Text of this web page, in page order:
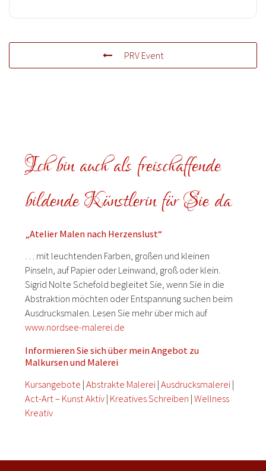
PRV Event
Ich bin auch als freischaffende
bildende Künstlerin für Sie da
„Atelier Malen nach Herzenslust“
… mit leuchtenden Farben, großen und kleinen
Pinseln, auf Papier oder Leinwand, groß oder klein.
Sigrid Nolte Schefold begleitet Sie, wenn Sie in die
Abstraktion möchten oder Entspannung suchen beim
Ausdrucksmalen. Lesen Sie mehr über mich auf
www.nordsee-malerei.de
Informieren Sie sich über mein Angebot zu
Malkursen und Malerei
Kursangebote |Abstrakte Malerei |Ausdrucksmalerei |
Act-Art – Kunst Aktiv | Kreatives Schreiben |Wellness
Kreativ